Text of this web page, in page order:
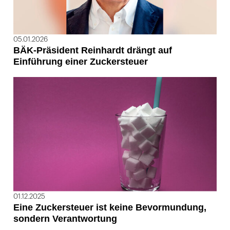
05.01.2026
BÄK-Präsident Reinhardt drängt auf
Einführung einer Zuckersteuer
01.12.2025
Eine Zuckersteuer ist keine Bevormundung,
sondern Verantwortung